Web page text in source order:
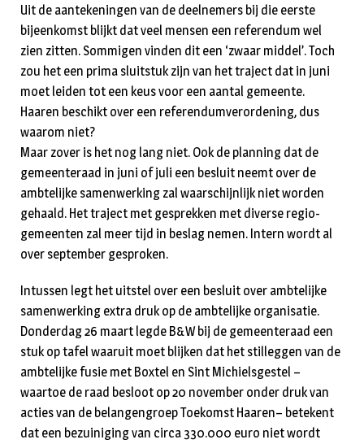
Uit de aantekeningen van de deelnemers bij die eerste
bijeenkomst blijkt dat veel mensen een referendum wel
zien zitten. Sommigen vinden dit een ‘zwaar middel’. Toch
zou het een prima sluitstuk zijn van het traject dat in juni
moet leiden tot een keus voor een aantal gemeente.
Haaren beschikt over een referendumverordening, dus
waarom niet?
Maar zover is het nog lang niet. Ook de planning dat de
gemeenteraad in juni of juli een besluit neemt over de
ambtelijke samenwerking zal waarschijnlijk niet worden
gehaald. Het traject met gesprekken met diverse regio-
gemeenten zal meer tijd in beslag nemen. Intern wordt al
over september gesproken.
Intussen legt het uitstel over een besluit over ambtelijke
samenwerking extra druk op de ambtelijke organisatie.
Donderdag 26 maart legde B&W bij de gemeenteraad een
stuk op tafel waaruit moet blijken dat het stilleggen van de
ambtelijke fusie met Boxtel en Sint Michielsgestel –
waartoe de raad besloot op 20 november onder druk van
acties van de belangengroep Toekomst Haaren– betekent
dat een bezuiniging van circa 330.000 euro niet wordt